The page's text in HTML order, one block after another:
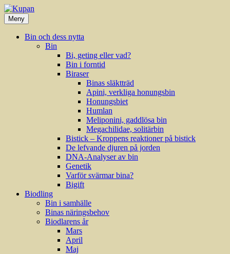
Hoppa
till
innehåll
Meny
Bin och dess nytta
Bin
Bi, geting eller vad?
Bin i forntid
Biraser
Binas släktträd
Apini, verkliga honungsbin
Honungsbiet
Humlan
Meliponini, gaddlösa bin
Megachilidae, solitärbin
Bistick – Kroppens reaktioner på bistick
De lefvande djuren på jorden
DNA-Analyser av bin
Genetik
Varför svärmar bina?
Bigift
Biodling
Bin i samhälle
Binas näringsbehov
Biodlarens år
Mars
April
Maj